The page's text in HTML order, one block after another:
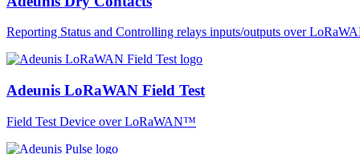
Reporting Status and Controlling relays inputs/outputs over
Adeunis LoRaWAN Field Test
Field Test Device over LoRaWAN™